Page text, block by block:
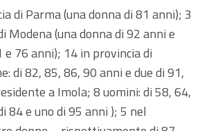
di Parma (una donna di 81 anni); 3
Modena (una donna di 92 anni e
e 76 anni); 14 in provincia di
di 82, 85, 86, 90 anni e due di 91,
a Imola; 8 uomini: di 58, 64,
84 e uno di 95 anni ); 5 nel